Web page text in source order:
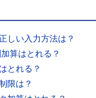
しい入力方法は？
算はとれる？
とれる？
限は？